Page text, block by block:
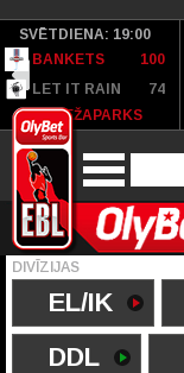
SVĒTDIENA: 19:00
BANKETS
100
LET IT RAIN
74
SC MEŽAPARKS
DIVĪZIJAS
EL/IK
DDL